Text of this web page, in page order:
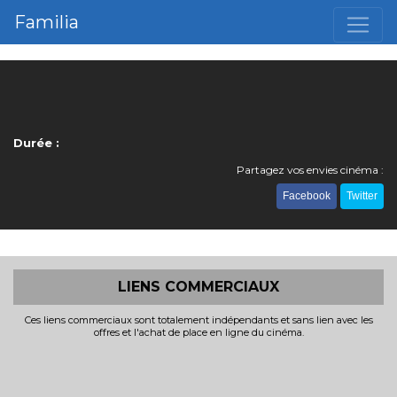
Familia
Durée :
Partagez vos envies cinéma :
Facebook Twitter
LIENS COMMERCIAUX
Ces liens commerciaux sont totalement indépendants et sans lien avec les
offres et l'achat de place en ligne du cinéma.